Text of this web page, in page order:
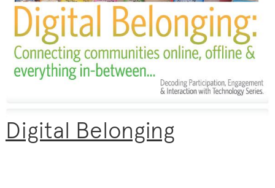
Digital Belonging